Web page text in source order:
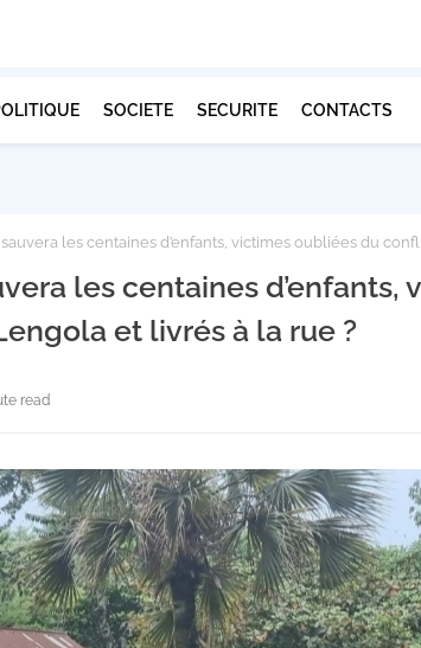
SOCIETE SECURITE CONTACTS
sauvera les centaines d’enfants, victimes oubliées du
les centaines d’enfants,
et livrés à la rue ?
read